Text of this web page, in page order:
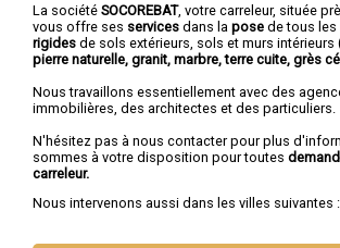
La société SOCOREBAT, votre carreleur, située
vous offre ses services dans la pose de tous les
rigides de sols extérieurs, sols et murs intérieurs
pierre naturelle, granit, marbre, terre cuite, grès
Nous travaillons essentiellement avec des
immobilières, des architectes et des particuliers.
N'hésitez pas à nous contacter pour plus
sommes à votre disposition pour toutes
carreleur.
Nous intervenons aussi dans les villes suivantes :